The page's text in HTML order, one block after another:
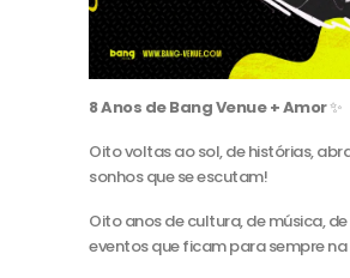
8 Anos de Bang Venue + Amor✨
Oito voltas ao sol, de histórias,
sonhos que se escutam!
Oito anos de cultura, de música,
eventos que ficam para sempre